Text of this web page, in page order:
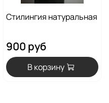
Стилингия натуральная
900 руб
В корзину